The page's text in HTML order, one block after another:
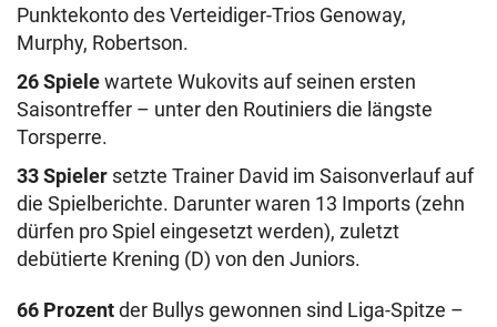
Punktekonto des Verteidiger-Trios Genoway,
Murphy, Robertson.
26 Spielewartete Wukovits auf seinen ersten
Saisontreffer – unter den Routiniers die längste
Torsperre.
33 Spieler setzte Trainer David im Saisonverlauf auf
die Spielberichte. Darunter waren 13 Imports (zehn
dürfen pro Spiel eingesetzt werden), zuletzt
debütierte Krening (D) von den Juniors.
66 Prozentder Bullys gewonnen sind Liga-Spitze –